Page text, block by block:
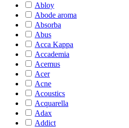
Abloy
Abode aroma
Absorba
Abus
Acca Kappa
Accademia
Acemus
Acer
Acne
Acoustics
Acquarella
Adax
Addict